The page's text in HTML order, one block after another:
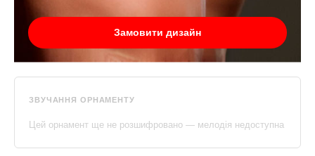
Замовити дизайн
ЗВУЧАННЯ ОРНАМЕНТУ
Цей орнамент ще не розшифровано — мелодія недоступна